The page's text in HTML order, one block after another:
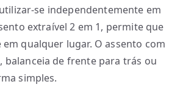
se independentemente em
extraível 2 em 1, permite que
em qualquer lugar. O assento com
balanceia de frente para trás ou
simples.